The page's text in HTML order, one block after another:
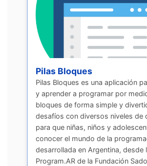
Pilas Bloques
Pilas Bloques es una aplicación
y aprender a programar por
bloques de forma simple y
desafíos con diversos niveles de
para que niñas, niños y
conocer el mundo de la
desarrollada en Argentina, desde
Program.AR de la Fundación